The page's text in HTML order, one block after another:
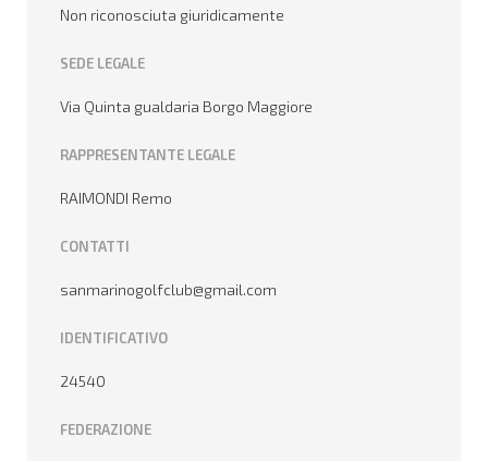
Non riconosciuta giuridicamente
SEDE LEGALE
Via Quinta gualdaria Borgo Maggiore
RAPPRESENTANTE LEGALE
RAIMONDI Remo
CONTATTI
sanmarinogolfclub@gmail.com
IDENTIFICATIVO
24540
FEDERAZIONE